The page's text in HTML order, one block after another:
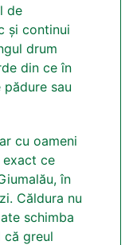
de
și continui
drum
din ce în
sau
cu oameni
exact ce
în
Căldura nu
schimba
că greul